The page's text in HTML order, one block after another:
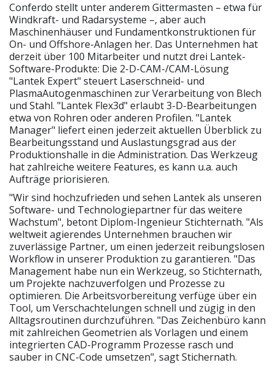
Conferdo stellt unter anderem Gittermasten – etwa für
Windkraft- und Radarsysteme –, aber auch
Maschinenhäuser und Fundamentkonstruktionen für
On- und Offshore-Anlagen her. Das Unternehmen hat
derzeit über 100 Mitarbeiter und nutzt drei Lantek-
Software-Produkte: Die 2-D-CAM-/CAM-Lösung
"Lantek Expert" steuert Laserschneid- und
PlasmaAutogenmaschinen zur Verarbeitung von Blech
und Stahl. "Lantek Flex3d" erlaubt 3-D-Bearbeitungen
etwa von Rohren oder anderen Profilen. "Lantek
Manager" liefert einen jederzeit aktuellen Überblick zu
Bearbeitungsstand und Auslastungsgrad aus der
Produktionshalle in die Administration. Das Werkzeug
hat zahlreiche weitere Features, es kann u.a. auch
Aufträge priorisieren.
"Wir sind hochzufrieden und sehen Lantek als unseren
Software- und Technologiepartner für das weitere
Wachstum", betont Diplom-Ingenieur Stichternath. "Als
weltweit agierendes Unternehmen brauchen wir
zuverlässige Partner, um einen jederzeit reibungslosen
Workflow in unserer Produktion zu garantieren. "Das
Management habe nun ein Werkzeug, so Stichternath,
um Projekte nachzuverfolgen und Prozesse zu
optimieren. Die Arbeitsvorbereitung verfüge über ein
Tool, um Verschachtelungen schnell und zügig in den
Alltagsroutinen durchzuführen. "Das Zeichenbüro kann
mit zahlreichen Geometrien als Vorlagen und einem
integrierten CAD-Programm Prozesse rasch und
sauber in CNC-Code umsetzen", sagt Stichernath.